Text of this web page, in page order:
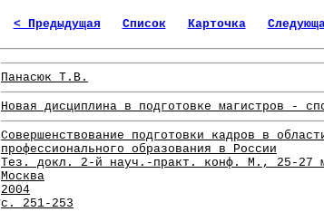
< Предыдущая Список Карточка
Панасюк Т.В.
Новая дисциплина в подготовке магистров -
Совершенствование подготовки кадров в
профессионального образования в России
Тез. докл. 2-й науч.-практ. конф. М., 25-27
Москва
2004
с. 251-253